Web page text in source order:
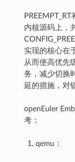
内核源码上，
实现的核心在
从而使高优先
务，减少切换
延的措施，对
openEuler
考：
qemu：